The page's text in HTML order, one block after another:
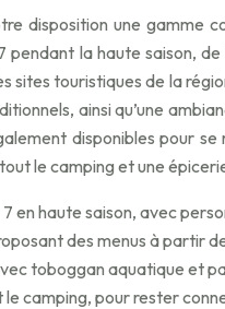
disposition une gamme
la haute saison,
sites touristiques de la
ainsi qu’une
disponibles pour
le camping et une
en haute saison, avec
des menus à partir
toboggan aquatique et
camping, pour rester